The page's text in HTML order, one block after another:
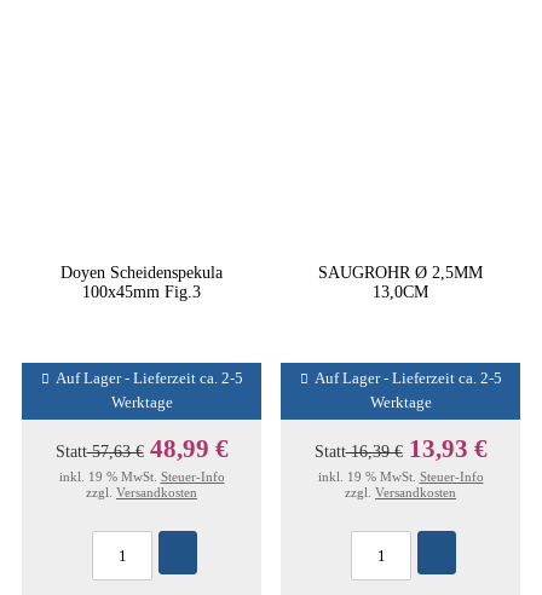
Doyen Scheidenspekula
100x45mm Fig.3
Auf Lager - Lieferzeit ca. 2-5
Werktage
Statt57,63 € 48,99 €
inkl. 19 % MwSt. Steuer-Info
zzgl. Versandkosten
SAUGROHR Ø 2,5MM
13,0CM
Auf Lager - Lieferzeit ca. 2-5
Werktage
Statt16,39 € 13,93 €
inkl. 19 % MwSt. Steuer-Info
zzgl. Versandkosten